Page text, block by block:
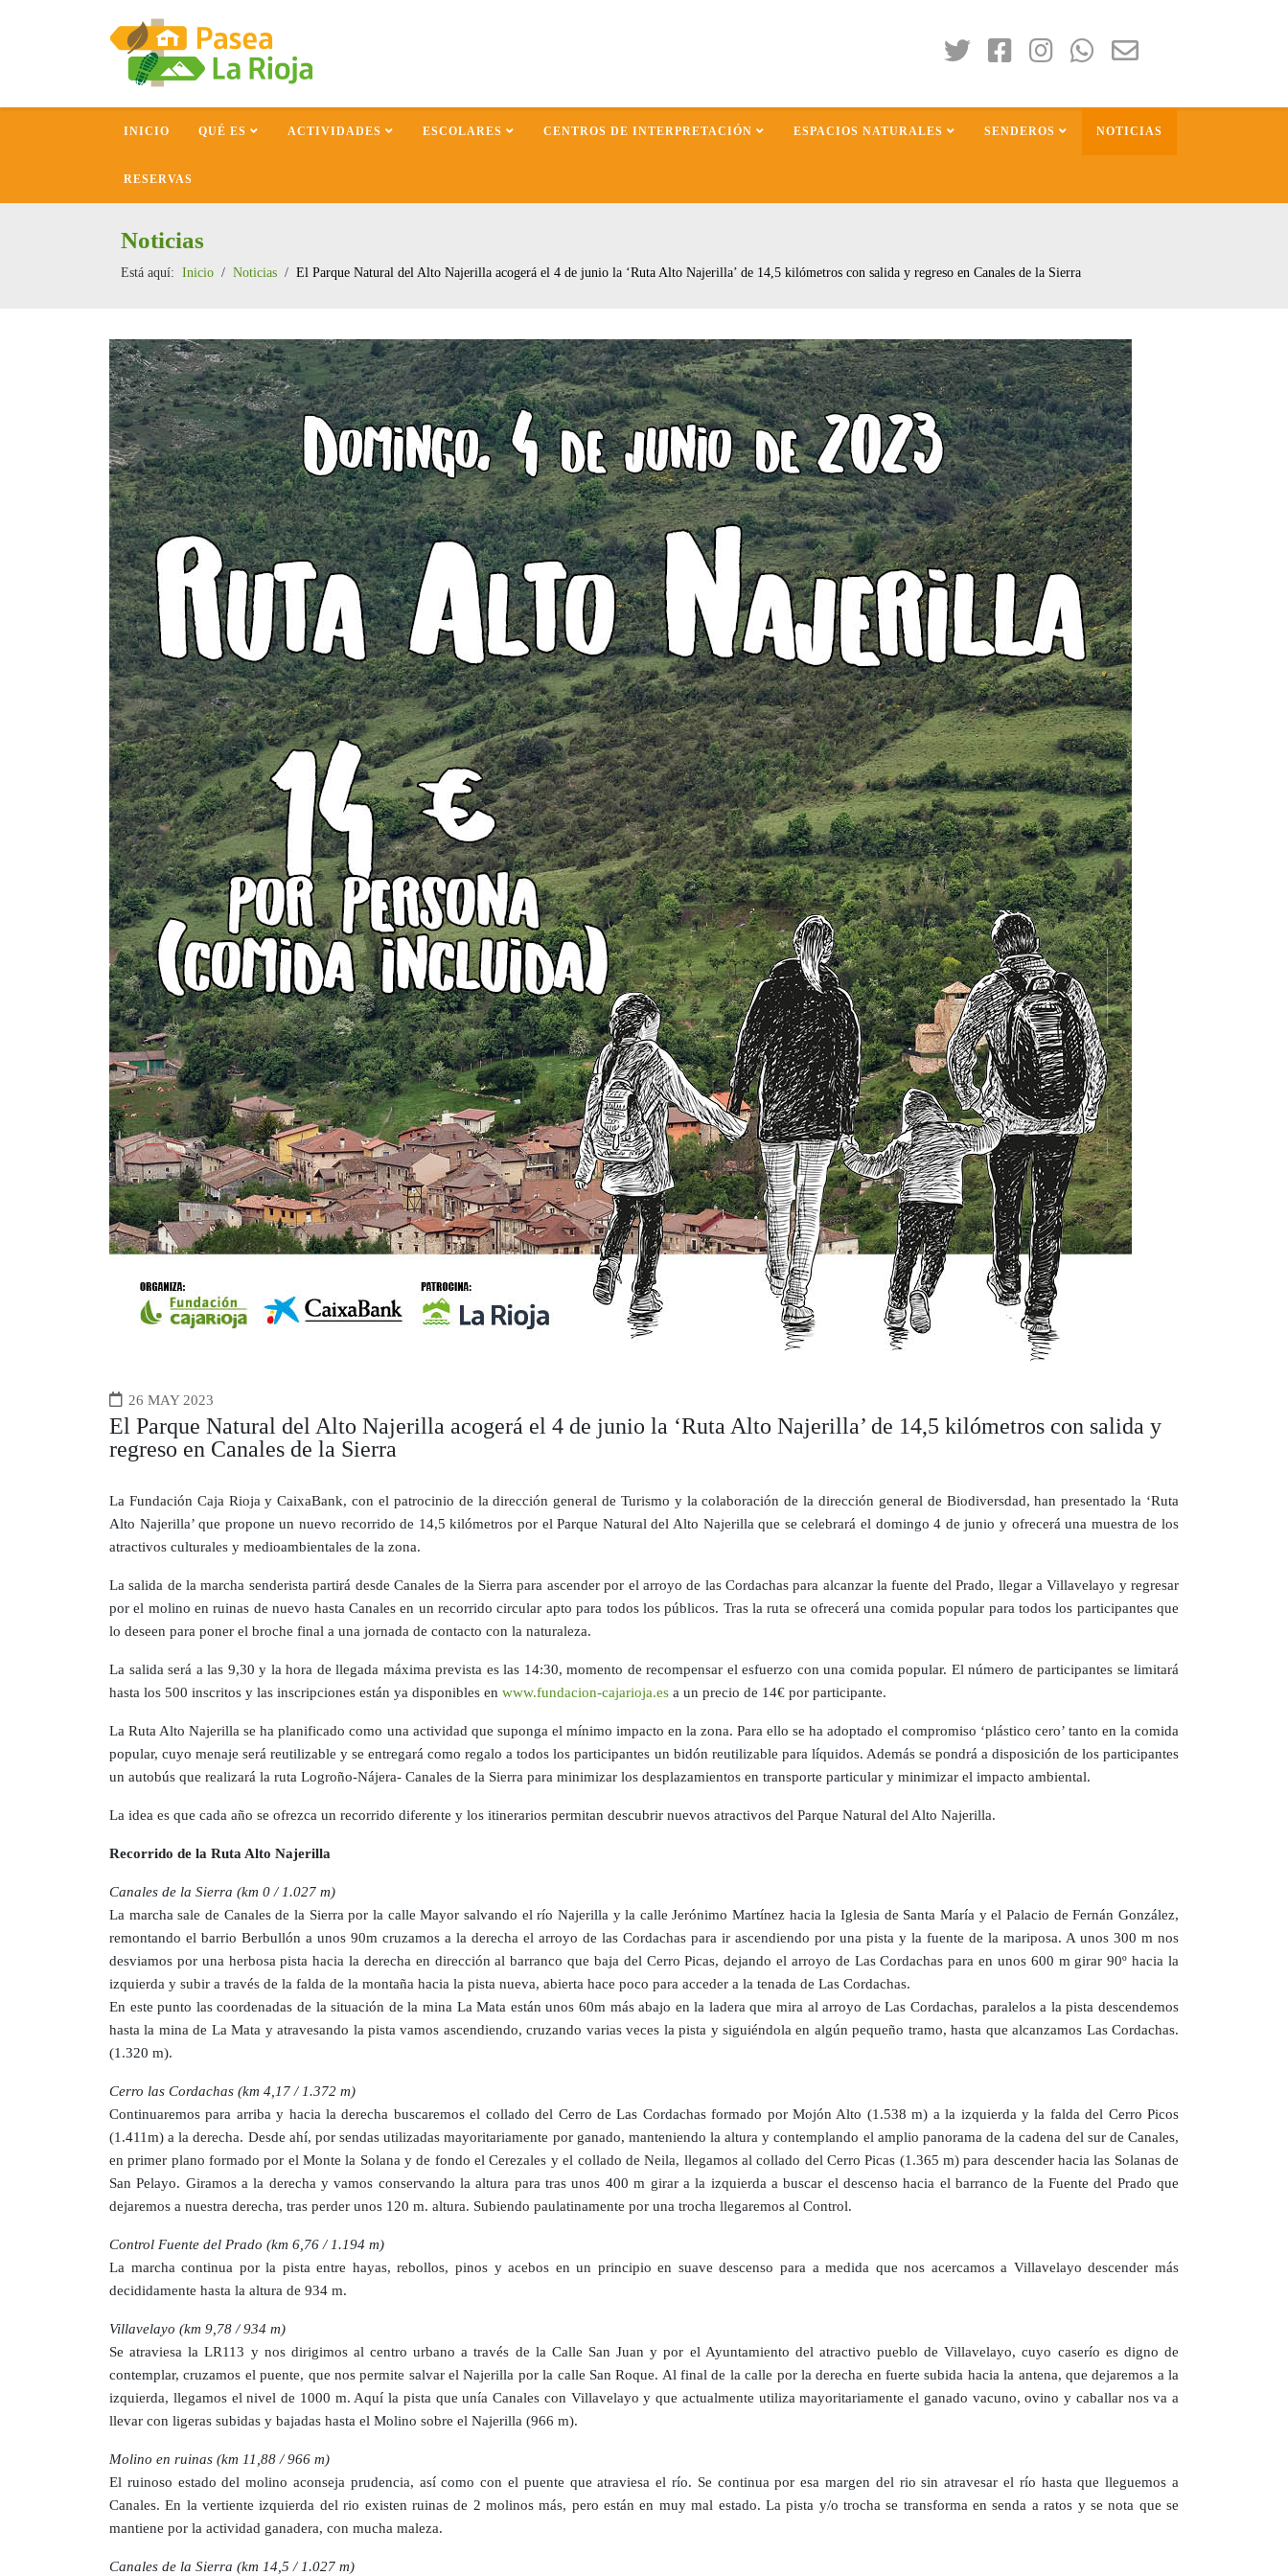
INICIO QUÉ ES ACTIVIDADES ESCOLARES CENTROS DE INTERPRETACIÓN ESPACIOS NATURALES SENDEROS NOTICIAS
RESERVAS
Noticias
Está aquí: Inicio Noticias El Parque Natural del Alto Najerilla acogerá el 4 de junio la ‘Ruta Alto Najerilla’ de 14,5 kilómetros con salida y regreso en Canales de la Sierra
26 MAY 2023
El Parque Natural del Alto Najerilla acogerá el 4 de junio la ‘Ruta Alto Najerilla’ de 14,5 kilómetros con salida y
regreso en Canales de la Sierra
La Fundación Caja Rioja y CaixaBank, con el patrocinio de la dirección general de Turismo y la colaboración de la dirección general de Biodiversdad, han presentado la ‘Ruta
Alto Najerilla’ que propone un nuevo recorrido de 14,5 kilómetros por el Parque Natural del Alto Najerilla que se celebrará el domingo 4 de junio y ofrecerá una muestra de los
atractivos culturales y medioambientales de la zona.
La salida de la marcha senderista partirá desde Canales de la Sierra para ascender por el arroyo de las Cordachas para alcanzar la fuente del Prado, llegar a Villavelayo y regresar
por el molino en ruinas de nuevo hasta Canales en un recorrido circular apto para todos los públicos. Tras la ruta se ofrecerá una comida popular para todos los participantes que
lo deseen para poner el broche final a una jornada de contacto con la naturaleza.
La salida será a las 9,30 y la hora de llegada máxima prevista es las 14:30, momento de recompensar el esfuerzo con una comida popular. El número de participantes se limitará
hasta los 500 inscritos y las inscripciones están ya disponibles en www.fundacion-cajarioja.es a un precio de 14€ por participante.
La Ruta Alto Najerilla se ha planificado como una actividad que suponga el mínimo impacto en la zona. Para ello se ha adoptado el compromiso ‘plástico cero’ tanto en la comida
popular, cuyo menaje será reutilizable y se entregará como regalo a todos los participantes un bidón reutilizable para líquidos. Además se pondrá a disposición de los participantes
un autobús que realizará la ruta Logroño-Nájera- Canales de la Sierra para minimizar los desplazamientos en transporte particular y minimizar el impacto ambiental.
La idea es que cada año se ofrezca un recorrido diferente y los itinerarios permitan descubrir nuevos atractivos del Parque Natural del Alto Najerilla.
Recorrido de la Ruta Alto Najerilla
Canales de la Sierra (km 0 / 1.027 m)
La marcha sale de Canales de la Sierra por la calle Mayor salvando el río Najerilla y la calle Jerónimo Martínez hacia la Iglesia de Santa María y el Palacio de Fernán González,
remontando el barrio Berbullón a unos 90m cruzamos a la derecha el arroyo de las Cordachas para ir ascendiendo por una pista y la fuente de la mariposa. A unos 300 m nos
desviamos por una herbosa pista hacia la derecha en dirección al barranco que baja del Cerro Picas, dejando el arroyo de Las Cordachas para en unos 600 m girar 90º hacia la
izquierda y subir a través de la falda de la montaña hacia la pista nueva, abierta hace poco para acceder a la tenada de Las Cordachas.
En este punto las coordenadas de la situación de la mina La Mata están unos 60m más abajo en la ladera que mira al arroyo de Las Cordachas, paralelos a la pista descendemos
hasta la mina de La Mata y atravesando la pista vamos ascendiendo, cruzando varias veces la pista y siguiéndola en algún pequeño tramo, hasta que alcanzamos Las Cordachas.
(1.320 m).
Cerro las Cordachas (km 4,17 / 1.372 m)
Continuaremos para arriba y hacia la derecha buscaremos el collado del Cerro de Las Cordachas formado por Mojón Alto (1.538 m) a la izquierda y la falda del Cerro Picos
(1.411m) a la derecha. Desde ahí, por sendas utilizadas mayoritariamente por ganado, manteniendo la altura y contemplando el amplio panorama de la cadena del sur de Canales,
en primer plano formado por el Monte la Solana y de fondo el Cerezales y el collado de Neila, llegamos al collado del Cerro Picas (1.365 m) para descender hacia las Solanas de
San Pelayo. Giramos a la derecha y vamos conservando la altura para tras unos 400 m girar a la izquierda a buscar el descenso hacia el barranco de la Fuente del Prado que
dejaremos a nuestra derecha, tras perder unos 120 m. altura. Subiendo paulatinamente por una trocha llegaremos al Control.
Control Fuente del Prado (km 6,76 / 1.194 m)
La marcha continua por la pista entre hayas, rebollos, pinos y acebos en un principio en suave descenso para a medida que nos acercamos a Villavelayo descender más
decididamente hasta la altura de 934 m.
Villavelayo (km 9,78 / 934 m)
Se atraviesa la LR113 y nos dirigimos al centro urbano a través de la Calle San Juan y por el Ayuntamiento del atractivo pueblo de Villavelayo, cuyo caserío es digno de
contemplar, cruzamos el puente, que nos permite salvar el Najerilla por la calle San Roque. Al final de la calle por la derecha en fuerte subida hacia la antena, que dejaremos a la
izquierda, llegamos el nivel de 1000 m. Aquí la pista que unía Canales con Villavelayo y que actualmente utiliza mayoritariamente el ganado vacuno, ovino y caballar nos va a
llevar con ligeras subidas y bajadas hasta el Molino sobre el Najerilla (966 m).
Molino en ruinas (km 11,88 / 966 m)
El ruinoso estado del molino aconseja prudencia, así como con el puente que atraviesa el río. Se continua por esa margen del rio sin atravesar el río hasta que lleguemos a
Canales. En la vertiente izquierda del rio existen ruinas de 2 molinos más, pero están en muy mal estado. La pista y/o trocha se transforma en senda a ratos y se nota que se
mantiene por la actividad ganadera, con mucha maleza.
Canales de la Sierra (km 14,5 / 1.027 m)